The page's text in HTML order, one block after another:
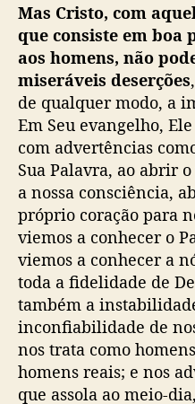
Mas Cristo, com
que consiste em boa
aos homens, não
miseráveis deserções
de qualquer modo, a
Em Seu evangelho,
com advertências
Sua Palavra, ao abrir
a nossa consciência,
próprio coração para
viemos a conhecer o
viemos a conhecer a
toda a fidelidade de
também a
inconfiabilidade de
nos trata como
homens reais; e nos
que assola ao meio-